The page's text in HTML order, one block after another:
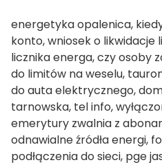
energetyka opalenica,
konto, wniosek o likwidacje
licznika energa, czy osoby
do limitów na weselu,
do auta elektrycznego,
tarnowska, tel info,
emerytury zwalnia z
odnawialne źródła energi,
podłączenia do sieci, pge